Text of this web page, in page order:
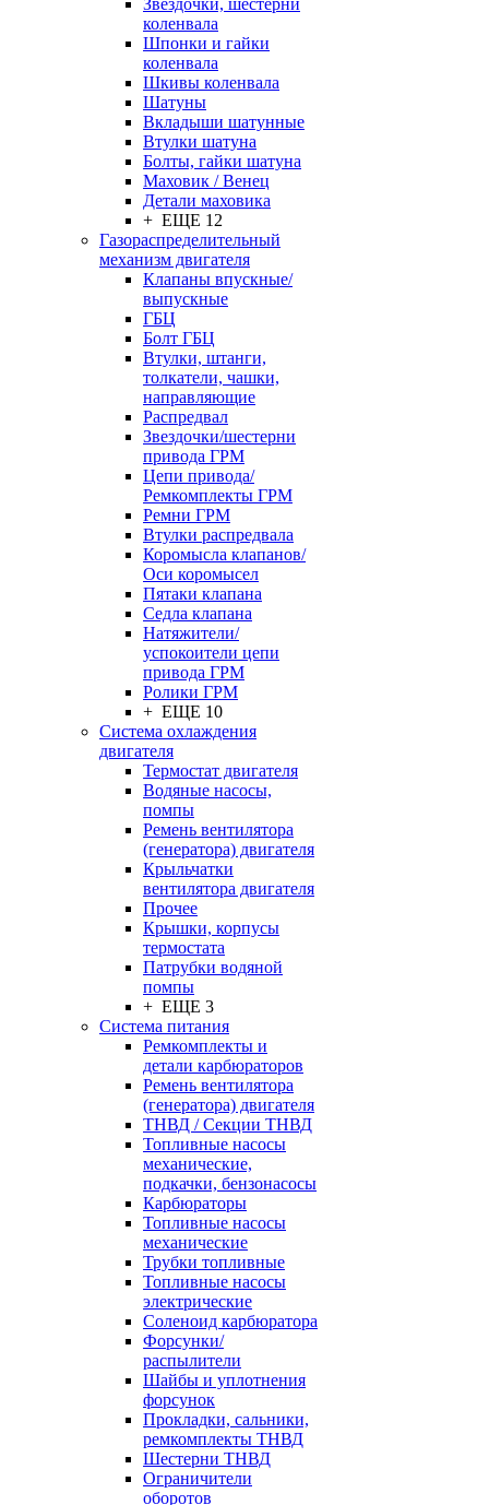
Звездочки, шестерни
коленвала
Шпонки и гайки
коленвала
Шкивы коленвала
Шатуны
Вкладыши шатунные
Втулки шатуна
Болты, гайки шатуна
Маховик / Венец
Детали маховика
+ ЕЩЕ 12
Газораспределительный
механизм двигателя
Клапаны впускные/
выпускные
ГБЦ
Болт ГБЦ
Втулки, штанги,
толкатели, чашки,
направляющие
Распредвал
Звездочки/шестерни
привода ГРМ
Цепи привода/
Ремкомплекты ГРМ
Ремни ГРМ
Втулки распредвала
Коромысла клапанов/
Оси коромысел
Пятаки клапана
Седла клапана
Натяжители/
успокоители цепи
привода ГРМ
Ролики ГРМ
+ ЕЩЕ 10
Система охлаждения
двигателя
Термостат двигателя
Водяные насосы,
помпы
Ремень вентилятора
(генератора) двигателя
Крыльчатки
вентилятора двигателя
Прочее
Крышки, корпусы
термостата
Патрубки водяной
помпы
+ ЕЩЕ 3
Система питания
Ремкомплекты и
детали карбюраторов
Ремень вентилятора
(генератора) двигателя
ТНВД / Секции ТНВД
Топливные насосы
механические,
подкачки, бензонасосы
Карбюраторы
Топливные насосы
механические
Трубки топливные
Топливные насосы
электрические
Соленоид карбюратора
Форсунки/
распылители
Шайбы и уплотнения
форсунок
Прокладки, сальники,
ремкомплекты ТНВД
Шестерни ТНВД
Ограничители
оборотов